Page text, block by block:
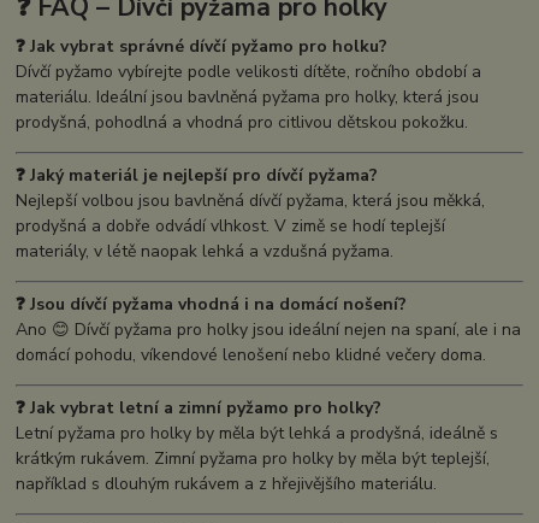
❓ FAQ – Dívčí pyžama pro holky
❓ Jak vybrat správné dívčí pyžamo pro holku?
Dívčí pyžamo vybírejte podle velikosti dítěte, ročního období a
materiálu. Ideální jsou bavlněná pyžama pro holky, která jsou
prodyšná, pohodlná a vhodná pro citlivou dětskou pokožku.
❓ Jaký materiál je nejlepší pro dívčí pyžama?
Nejlepší volbou jsou bavlněná dívčí pyžama, která jsou měkká,
prodyšná a dobře odvádí vlhkost. V zimě se hodí teplejší
materiály, v létě naopak lehká a vzdušná pyžama.
❓ Jsou dívčí pyžama vhodná i na domácí nošení?
Ano 😊 Dívčí pyžama pro holky jsou ideální nejen na spaní, ale i na
domácí pohodu, víkendové lenošení nebo klidné večery doma.
❓ Jak vybrat letní a zimní pyžamo pro holky?
Letní pyžama pro holky by měla být lehká a prodyšná, ideálně s
krátkým rukávem. Zimní pyžama pro holky by měla být teplejší,
například s dlouhým rukávem a z hřejivějšího materiálu.